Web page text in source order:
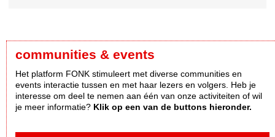
communities & events
Het platform FONK stimuleert met diverse communities en
events interactie tussen en met haar lezers en volgers. Heb je
interesse om deel te nemen aan één van onze activiteiten of wil
je meer informatie? Klik op een van de buttons hieronder.